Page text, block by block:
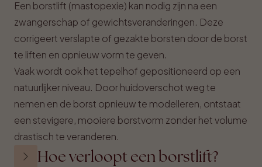
Een borstlift (mastopexie) kan nodig zijn na een
zwangerschap of gewichtsveranderingen. Deze
corrigeert verslapte of gezakte borsten door de borst
te liften en opnieuw vorm te geven.
Vaak wordt ook het tepelhof gepositioneerd op een
natuurlijker niveau. Door huidoverschot weg te
nemen en de borst opnieuw te modelleren, ontstaat
een stevigere, mooiere borstvorm zonder het volume
drastisch te veranderen.
Hoe verloopt een borstlift?